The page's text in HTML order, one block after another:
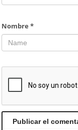
Nombre *